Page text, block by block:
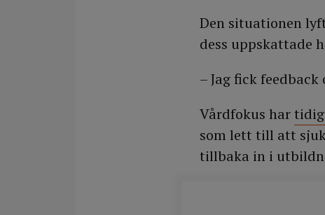
Den situationen
dess uppskattade
– Jag fick
Vårdfokus har
som lett till att
tillbaka in i